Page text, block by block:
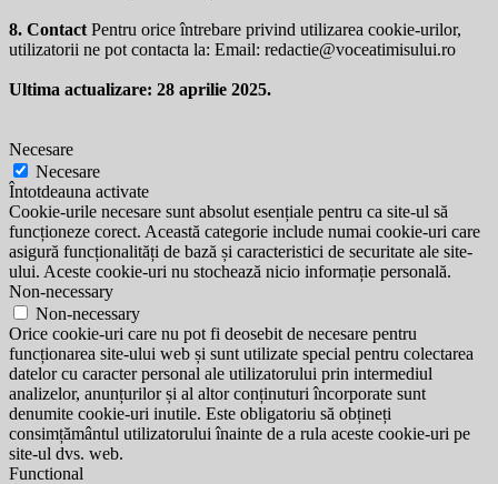
8. Contact Pentru orice întrebare privind utilizarea cookie-urilor,
utilizatorii ne pot contacta la: Email: redactie@voceatimisului.ro
Ultima actualizare: 28 aprilie 2025.
Necesare
Necesare
Întotdeauna activate
Cookie-urile necesare sunt absolut esențiale pentru ca site-ul să
funcționeze corect. Această categorie include numai cookie-uri care
asigură funcționalități de bază și caracteristici de securitate ale site-
ului. Aceste cookie-uri nu stochează nicio informație personală.
Non-necessary
Non-necessary
Orice cookie-uri care nu pot fi deosebit de necesare pentru
funcționarea site-ului web și sunt utilizate special pentru colectarea
datelor cu caracter personal ale utilizatorului prin intermediul
analizelor, anunțurilor și al altor conținuturi încorporate sunt
denumite cookie-uri inutile. Este obligatoriu să obțineți
consimțământul utilizatorului înainte de a rula aceste cookie-uri pe
site-ul dvs. web.
Functional